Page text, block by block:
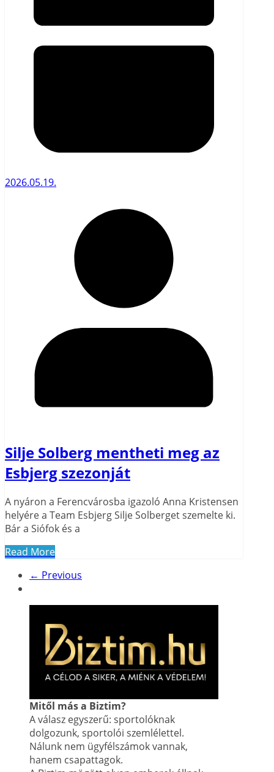
2026.05.19.
Silje Solberg mentheti meg az
Esbjerg szezonját
A nyáron a Ferencvárosba igazoló Anna Kristensen
helyére a Team Esbjerg Silje Solberget szemelte ki.
Bár a Siófok és a
Read More
← Previous
Mitől más a Biztim?
A válasz egyszerű: sportolóknak
dolgozunk, sportolói szemlélettel.
Nálunk nem ügyfélszámok vannak,
hanem csapattagok.